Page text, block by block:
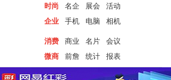
时尚 名企 展会
活动
企业
手机 电脑 相机
消费 商业 名片
会议
微商
前詹 统计 报表